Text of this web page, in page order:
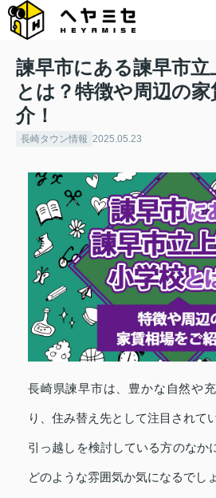
諫早市にある諫早市立
とは？特徴や周辺の
介！
長崎タウン情報 2025.05.23
長崎県諫早市は、豊かな自然や
り、住み替え先として注目されて
引っ越しを検討している方のなか
どのような雰囲気か気になるでしょ